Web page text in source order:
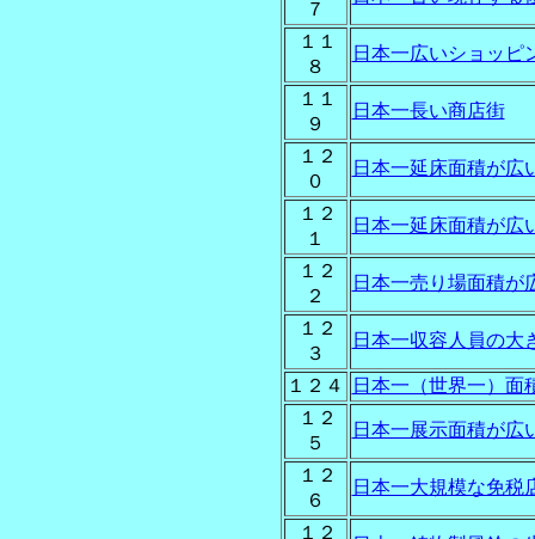
７
１１
８
日本一広いショッピ
１１
９
日本一長い商店街
１２
０
日本一延床面積が広
１２
１
日本一延床面積が広
１２
２
日本一売り場面積が
１２
３
日本一収容人員の大
１２４
日本一（世界一）面
１２
５
日本一展示面積が広
１２
６
日本一大規模な免税
１２